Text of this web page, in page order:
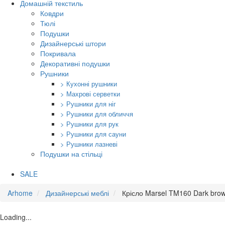
Домашній текстиль
Ковдри
Тюлі
Подушки
Дизайнерські штори
Покривала
Декоративні подушки
Рушники
> Кухонні рушники
> Махрові серветки
> Рушники для ніг
> Рушники для обличчя
> Рушники для рук
> Рушники для сауни
> Рушники лазневі
Подушки на стільці
SALE
Arhome
Дизайнерські меблі Крісло Marsel TM160 Dark
Loading...